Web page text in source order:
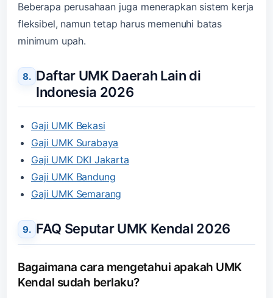
Beberapa perusahaan juga menerapkan sistem kerja
fleksibel, namun tetap harus memenuhi batas
minimum upah.
Daftar UMK Daerah Lain di
Indonesia 2026
Gaji UMK Bekasi
Gaji UMK Surabaya
Gaji UMK DKI Jakarta
Gaji UMK Bandung
Gaji UMK Semarang
FAQ Seputar UMK Kendal 2026
Bagaimana cara mengetahui apakah UMK
Kendal sudah berlaku?